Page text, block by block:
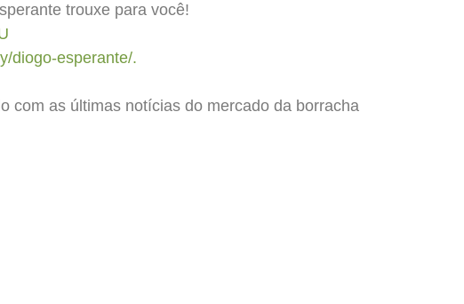
trouxe para você!
diogo-esperante/.
com as últimas notícias do mercado da borracha